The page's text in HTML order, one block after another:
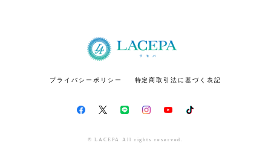
プライバシーポリシー 特定商取引法に基づく表記
© LACEPA All rights reserved.